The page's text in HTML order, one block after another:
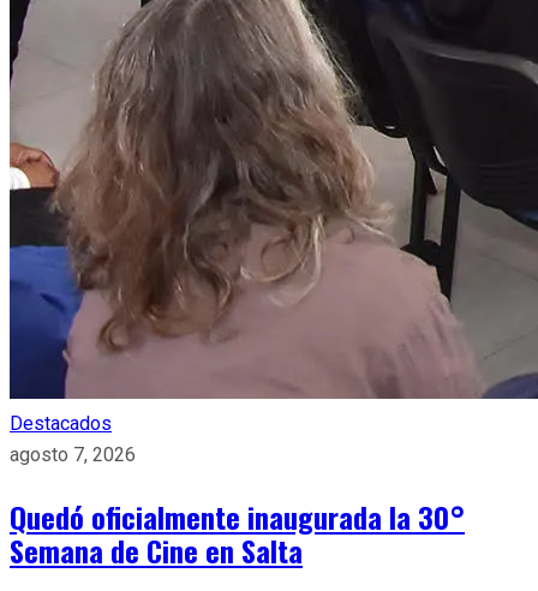
Destacados
agosto 7, 2026
Quedó oficialmente inaugurada la 30°
Semana de Cine en Salta